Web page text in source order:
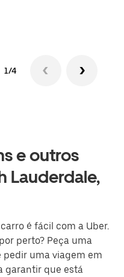
1/4
e outros
Lauderdale,
é fácil com a Uber.
perto? Peça uma
pedir uma viagem em
garantir que está